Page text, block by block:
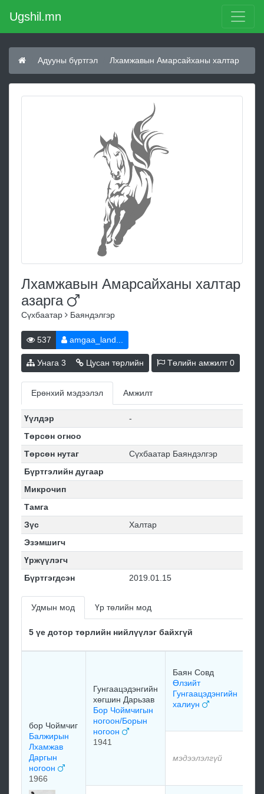
Ugshil.mn
Адууны бүртгэл Лхамжавын Амарсайханы халтар
Лхамжавын Амарсайханы халтар
азарга
Сүхбаатар Баяндэлгэр
537 amgaa_land...
Унага 3 Цусан төрлийн Төлийн амжилт0
Ерөнхий мэдээлэл Амжилт
Үүлдэр
-
Төрсөн огноо
Төрсөн нутаг
Сүхбаатар Баяндэлгэр
Бүртгэлийн дугаар
Микрочип
Тамга
Зүс
Халтар
Эзэмшигч
Үржүүлэгч
Бүртгэгдсэн
2019.01.15
Удмын мод Үр төлийн мод
5 үе дотор төрлийн нийлүүлэг байхгүй
бор Чоймчиг
Балжирын
Лхамжав
Даргын
ногоон
1966
Гунгаацэдэнгийн
хөгшин Дарьзав
Бор Чоймчигын
ногоон/Борын
ногоон
1941
Баян Совд
Өлзийт
Гунгаацэдэнгийн
халиун
мэдээлэлгүй